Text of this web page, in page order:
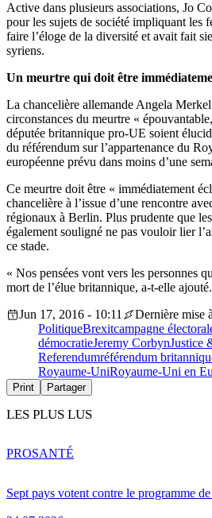
Active dans plusieurs associations, Jo
pour les sujets de société impliquant les
faire l’éloge de la diversité et avait fait
syriens.
Un meurtre qui doit être
La chancelière allemande Angela
circonstances du meurtre «
députée britannique pro-UE soient
du référendum sur l’appartenance du
européenne prévu dans moins d’une
Ce meurtre doit être « immédiatement
chancelière à l’issue d’une rencontre
régionaux à Berlin. Plus prudente que
également souligné ne pas vouloir lier
ce stade.
« Nos pensées vont vers les personnes
mort de l’élue britannique, a-t-elle ajouté.
Jun 17, 2016 - 10:11
Dernière mise
PolitiqueBrexitcampagne
démocratieJeremy CorbynJustice
Referendumréférendum
Royaume-UniRoyaume-Uni en
Print Partager
LES PLUS LUS
Sept pays votent contre le programme
PROSANTÉ